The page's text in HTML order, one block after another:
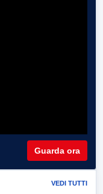
Guarda ora
VEDI TUTTI